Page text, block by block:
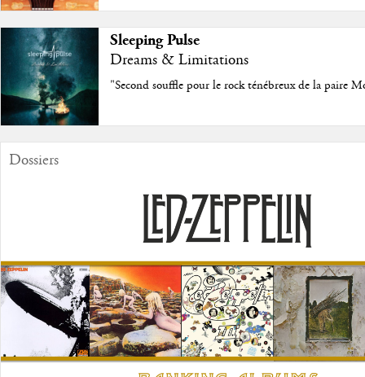
Sleeping Pulse
Dreams & Limitations
"Second souffle pour le rock ténébreux de la paire
Dossiers